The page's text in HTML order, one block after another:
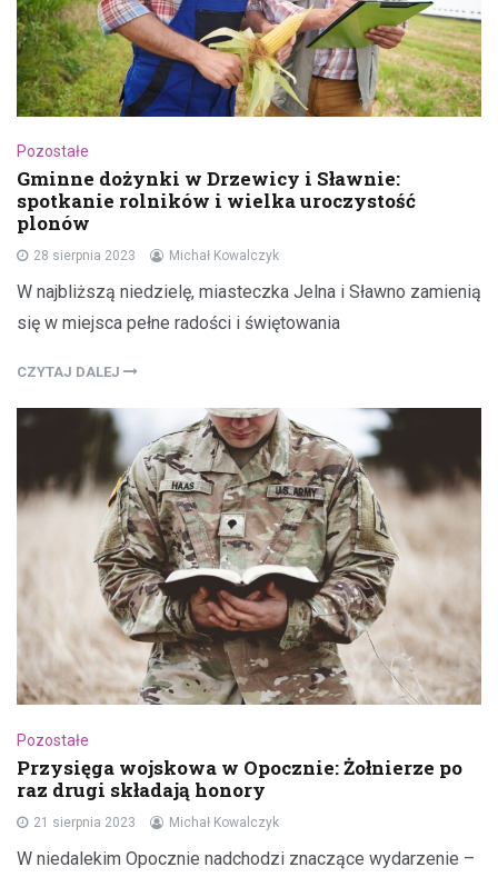
Pozostałe
Gminne dożynki w Drzewicy i Sławnie:
spotkanie rolników i wielka uroczystość
plonów
28 sierpnia 2023 Michał Kowalczyk
W najbliższą niedzielę, miasteczka Jelna i Sławno zamienią
się w miejsca pełne radości i świętowania
CZYTAJ DALEJ
Pozostałe
Przysięga wojskowa w Opocznie: Żołnierze po
raz drugi składają honory
21 sierpnia 2023 Michał Kowalczyk
W niedalekim Opocznie nadchodzi znaczące wydarzenie –